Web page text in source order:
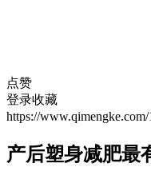
点赞
登录收藏
https://
产后塑身减肥最